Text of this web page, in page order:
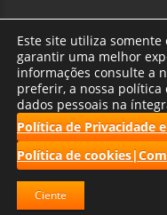
Total de usuários :
2017 CBRF |
Este site utiliza somente
garantir uma melhor
informações consulte a
preferir, a nossa
dados pessoais na
Política de Privacidade
Política de
Ciente